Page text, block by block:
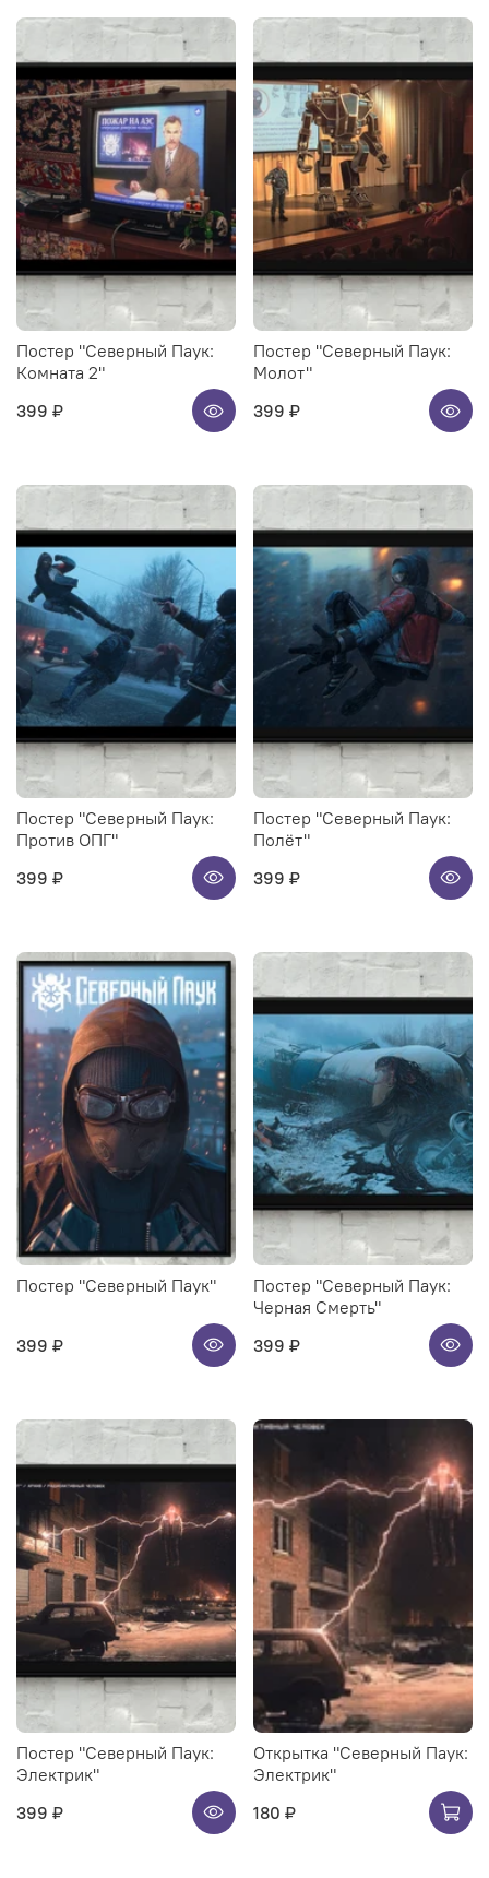
Постер "Северный Паук:
Комната 2"
399 ₽
Постер "Северный Паук:
Молот"
399 ₽
Постер "Северный Паук:
Против ОПГ"
399 ₽
Постер "Северный Паук:
Полёт"
399 ₽
Постер "Северный Паук"
399 ₽
Постер "Северный Паук:
Черная Смерть"
399 ₽
Постер "Северный Паук:
Электрик"
399 ₽
Открытка "Северный Паук:
Электрик"
180 ₽